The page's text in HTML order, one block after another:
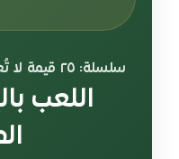
سلسلة: ٢٥ قيمة لا تُعلِّمها الكتب المدرسية لأبنائك
اللعب